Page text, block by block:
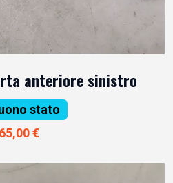
anteriore sinistro
stato
65,00 €